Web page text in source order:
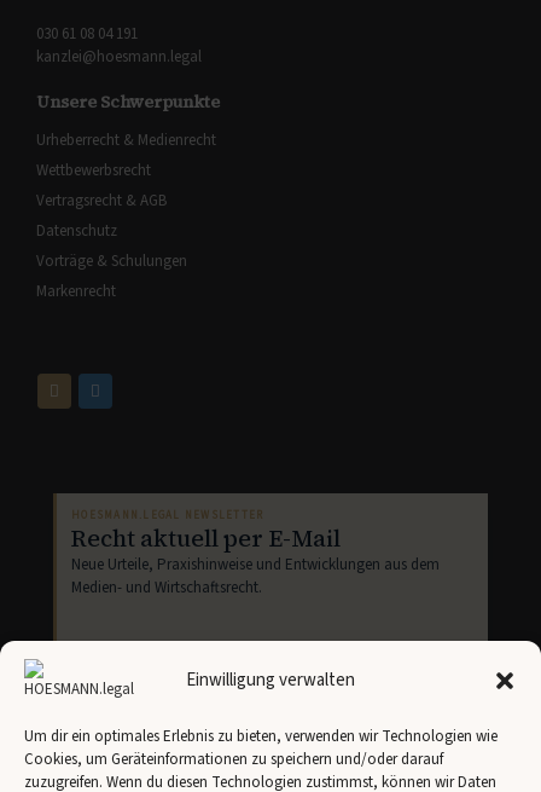
Einwilligung verwalten
Um dir ein optimales Erlebnis zu bieten, verwenden wir Technologien wie
Cookies, um Geräteinformationen zu speichern und/oder darauf
zuzugreifen. Wenn du diesen Technologien zustimmst, können wir Daten
030 61 08 04 191
kanzlei@hoesmann.legal
Unsere Schwerpunkte
Urheberrecht & Medienrecht
Wettbewerbsrecht
Vertragsrecht & AGB
Datenschutz
Vorträge & Schulungen
Markenrecht
HOESMANN.LEGAL NEWSLETTER
Recht aktuell per E-Mail
Neue Urteile, Praxishinweise und Entwicklungen aus dem
Medien- und Wirtschaftsrecht.
Newsletter abonnieren